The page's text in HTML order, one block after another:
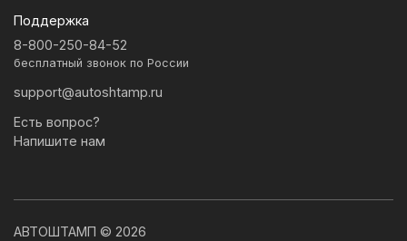
Поддержка
8-800-250-84-52
бесплатный звонок по России
support@autoshtamp.ru
Есть вопрос?
Напишите нам
АВТОШТАМП © 2026